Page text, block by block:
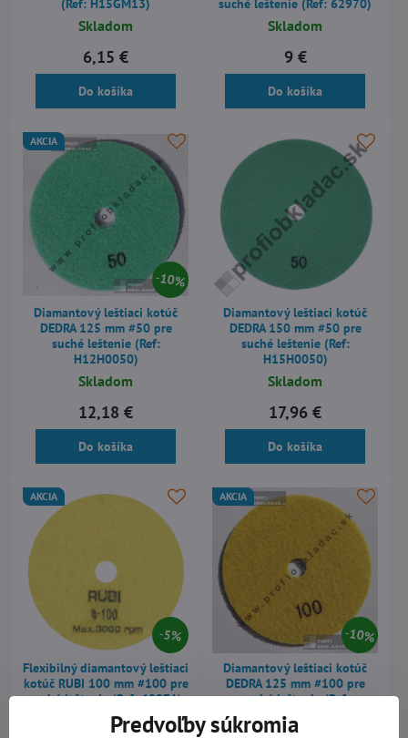
(Ref: H15GM13)
Skladom
6,15 €
Do košíka
suché leštenie (Ref: 62970)
Skladom
9 €
Do košíka
10%
AKCIA
Diamantový leštiaci kotúč
DEDRA 125 mm #50 pre
suché leštenie (Ref:
H12H0050)
Skladom
12,18 €
Do košíka
Diamantový leštiaci kotúč
DEDRA 150 mm #50 pre
suché leštenie (Ref:
H15H0050)
Skladom
17,96 €
Do košíka
5%
AKCIA
Flexibilný diamantový leštiaci
kotúč RUBI 100 mm #100 pre
suché leštenie (Ref: 62971)
10%
AKCIA
Diamantový leštiaci kotúč
DEDRA 125 mm #100 pre
suché leštenie (Ref:
H12H0100)
Predvoľby súkromia